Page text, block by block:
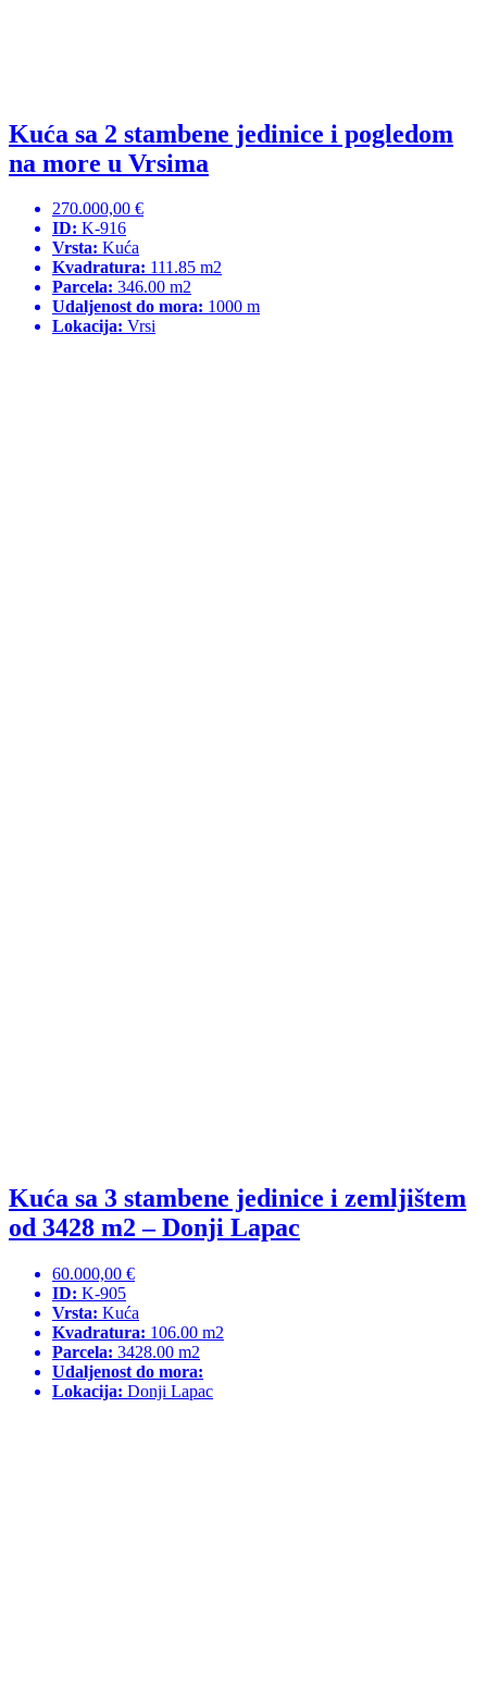
Kuća sa 2 stambene jedinice i pogledom
na more u Vrsima
270.000,00 €
ID: K-916
Vrsta: Kuća
Kvadratura: 111.85 m2
Parcela: 346.00 m2
Udaljenost do mora: 1000 m
Lokacija: Vrsi
Kuća sa 3 stambene jedinice i zemljištem
od 3428 m2 – Donji Lapac
60.000,00 €
ID: K-905
Vrsta: Kuća
Kvadratura: 106.00 m2
Parcela: 3428.00 m2
Udaljenost do mora:
Lokacija: Donji Lapac